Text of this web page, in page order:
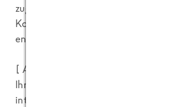
zugänglich zu machen.
Konsumenten diesen Mehrwert
entfernt.
[ Anm. d. Admin: Liebe
Ihnen im FRoSTA Blog jetzt
interessanten Plattform